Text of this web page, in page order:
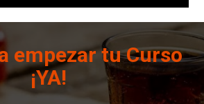
empezar tu Curso
¡YA!